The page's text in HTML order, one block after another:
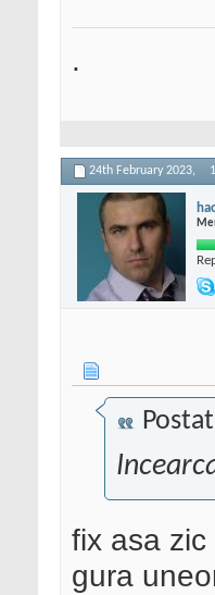
.
24th February 2023,
fix asa
gura